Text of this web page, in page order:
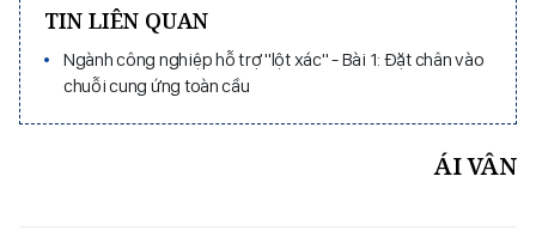
TIN LIÊN QUAN
Ngành công nghiệp hỗ trợ "lột xác" - Bài 1: Đặt chân vào
chuỗi cung ứng toàn cầu
ÁI VÂN